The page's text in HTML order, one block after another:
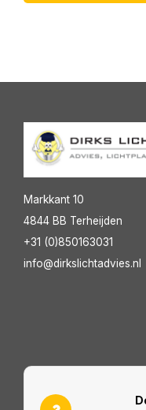
Markkant 10
4844 BB Terheijden
+31 (0)850163031
info@dirkslichtadvies.nl